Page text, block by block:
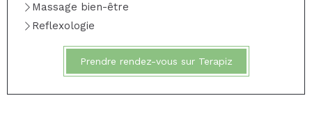
Massage bien-être
Reflexologie
Prendre rendez-vous sur Terapiz